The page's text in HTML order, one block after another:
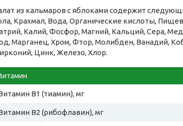
из кальмаров с яблоками содержит
Крахмал, Вода, Органические кислоты,
Калий, Фосфор, Магний, Кальций, Сера,
Марганец, Хром, Фтор, Молибден, Ванадий,
Цинк, Железо, Хлор.
B1 (тиамин), мг
B2 (рибофлавин), мг